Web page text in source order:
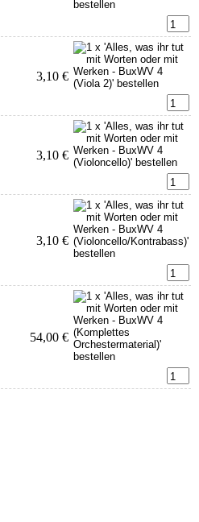
3,10 €
3,10 €
3,10 €
54,00 €